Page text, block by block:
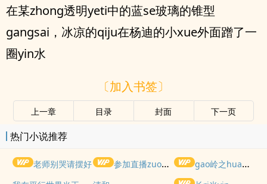
在某zhong透明yeti中的蓝se玻璃的锥型
gangsai，冰凉的qiju在杨迪的小xue外面蹭了一
圈yin水
〔加入书签〕
上一章 目录 封面 下一页
热门小说推荐
老师别哭请摆好 参加直播zuoai综艺后我火了(NPH)
gao岭之hua被权贵lun了后